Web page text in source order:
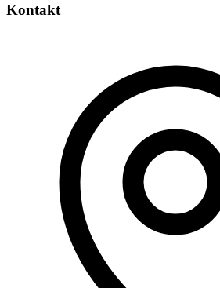
Kontakt